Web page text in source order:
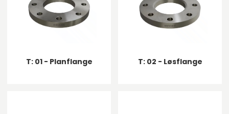
T: 01 - Planflange T: 02 - Løsflange